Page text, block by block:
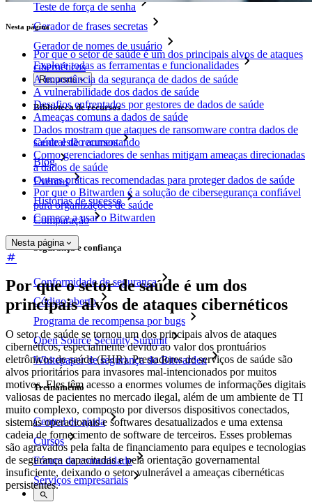
Teste de força de senha
Gerador de frases secretas
Gerador de nomes de usuário
Explore todas as ferramentas e funcionalidades
Recursos
Biblioteca de recursos
Central de recursos
Blog
Eventos
Histórias de sucesso
Comparação
Segurança e confiança
Conformidade de segurança
Código aberto
Programa de recompensa por bugs
Open Source Security Summit
Whitepaper de segurança do Bitwarden
Treinamento
Central de ajuda
Cursos
Fórum da comunidade
Serviços empresariais
Nesta página
Por que o setor de saúde é um dos principais alvos de ataques
cibernéticos
A importância da segurança de dados de saúde
A vulnerabilidade dos dados de saúde
Desafios enfrentados por gestores de dados de saúde
Ameaças comuns a dados de saúde
Dados mostram que ataques de ransomware contra dados de
saúde estão aumentando
Como gerenciadores de senhas mitigam ameaças direcionadas
a dados de saúde
Outras práticas recomendadas para proteger dados de saúde
Por que o Bitwarden é a solução de cibersegurança confiável
para organizações de saúde
Comece a usar o Bitwarden
Nesta página
Por que o setor de saúde é um dos
principais alvos de ataques cibernéticos
O setor de saúde se tornou um dos principais alvos de ataques
cibernéticos, especialmente devido ao valor dos prontuários
eletrônicos de saúde (EHR). Prestadores de serviços de saúde são
alvos prioritários para invasores mal-intencionados por muitos
motivos. Eles têm acesso a enormes volumes de informações digitais
valiosas de pacientes no mercado ilegal, além de um ambiente de TI
muito complexo, composto por diversos dispositivos conectados,
sistemas operacionais e softwares desatualizados e uma extensa
cadeia de fornecimento de software de terceiros. Esses problemas
são agravados pela falta de financiamento para equipes e tecnologias
de segurança capacitadas e pela orientação governamental
insuficiente, deixando o setor vulnerável a ameaças cibernéticas
persistentes.